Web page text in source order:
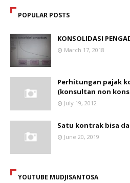
POPULAR POSTS
KONSOLIDASI
March 17, 2018
Perhitungan pajak
(konsultan non
July 19, 2012
Satu kontrak bisa
June 20, 2019
YOUTUBE MUDJISANTOSA